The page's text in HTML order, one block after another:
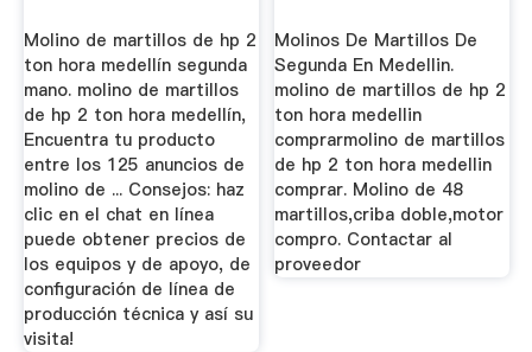
Molino de martillos de hp 2
ton hora medellín segunda
mano. molino de martillos
de hp 2 ton hora medellín,
Encuentra tu producto
entre los 125 anuncios de
molino de ... Consejos: haz
clic en el chat en línea
puede obtener precios de
los equipos y de apoyo, de
configuración de línea de
producción técnica y así su
visita!
Molinos De Martillos De
Segunda En Medellin.
molino de martillos de hp 2
ton hora medellin
comprarmolino de martillos
de hp 2 ton hora medellin
comprar. Molino de 48
martillos,criba doble,motor
compro. Contactar al
proveedor